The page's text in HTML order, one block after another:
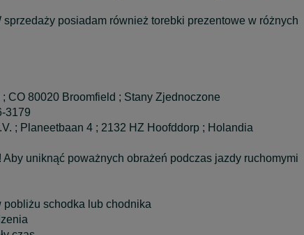
posiadam również torebki prezentowe w różnych
CO 80020 Broomfield ; Stany Zjednoczone
3179
; Planeetbaan 4 ; 2132 HZ Hoofddorp ; Holandia
uniknąć poważnych obrażeń podczas jazdy ruchomymi
schodka lub chodnika